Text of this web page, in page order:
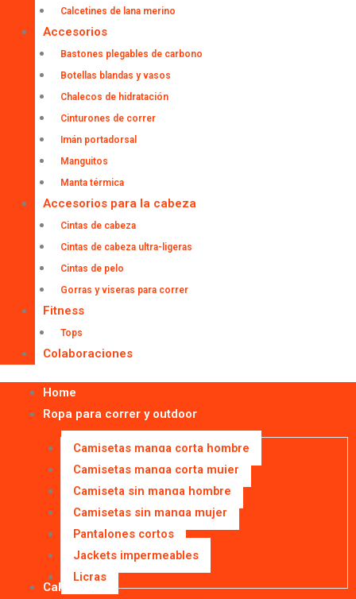
Calcetines de lana merino
Accesorios
Bastones plegables de carbono
Botellas blandas y vasos
Chalecos de hidratación
Cinturones de correr
Imán portadorsal
Manguitos
Manta térmica
Accesorios para la cabeza
Cintas de cabeza
Cintas de cabeza ultra-ligeras
Cintas de pelo
Gorras y viseras para correr
Fitness
Tops
Colaboraciones
Home
Ropa para correr y outdoor
Camisetas manga corta hombre
Camisetas manga corta mujer
Camiseta sin manga hombre
Camisetas sin manga mujer
Pantalones cortos
Jackets impermeables
Licras
Calcetines